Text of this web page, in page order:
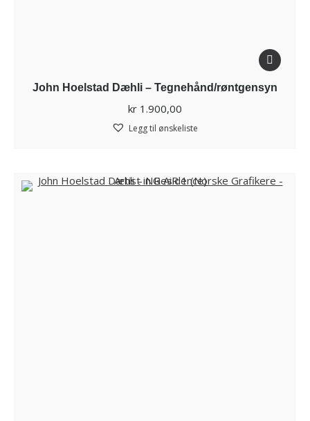
John Hoelstad Dæhli – Tegnehånd/røntgensyn
kr1.900,00
Legg til ønskeliste